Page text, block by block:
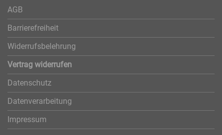
AGB
Barrierefreiheit
Widerrufsbelehrung
Vertrag widerrufen
Datenschutz
Datenverarbeitung
Impressum